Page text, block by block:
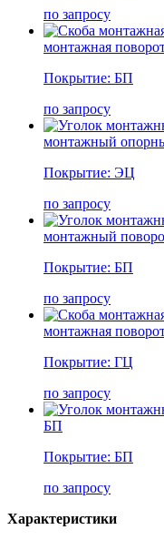
по запросу
монтажная
Покрытие: БП
по запросу
монтажный
Покрытие: ЭЦ
по запросу
монтажный
Покрытие: БП
по запросу
монтажная
Покрытие: ГЦ
по запросу
БП
Покрытие: БП
по запросу
Характеристики